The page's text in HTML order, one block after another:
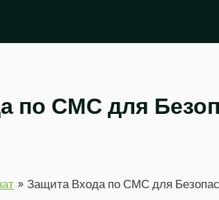
по СМС для
Защита Входа по СМС для